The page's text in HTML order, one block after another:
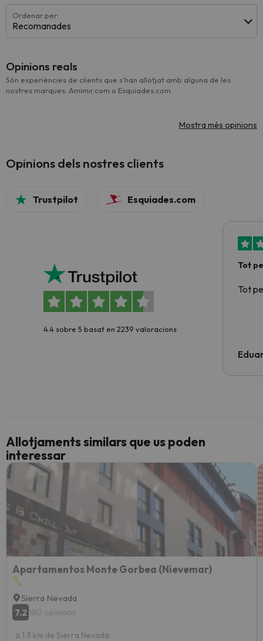
Ordenar per:
Recomanades
Opinions reals
Són experiències de clients que s'han allotjat amb alguna de les
nostres marques: Amimir.com o Esquiades.com
Mostra més opinions
Opinions dels nostres clients
Trustpilot Esquiades.com
4.4 sobre 5 basat en 2239 valoracions
Tot
Tot
Allotjaments similars que us poden
interessar
Apartamentos Monte Gorbea (Nievemar)
Sierra Nevada
7.2 180 opinions
a 1.3 km de Sierra Nevada